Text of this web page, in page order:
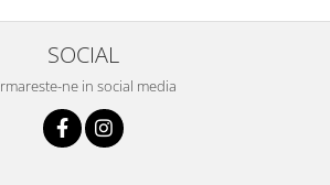
SOCIAL
ne in social media